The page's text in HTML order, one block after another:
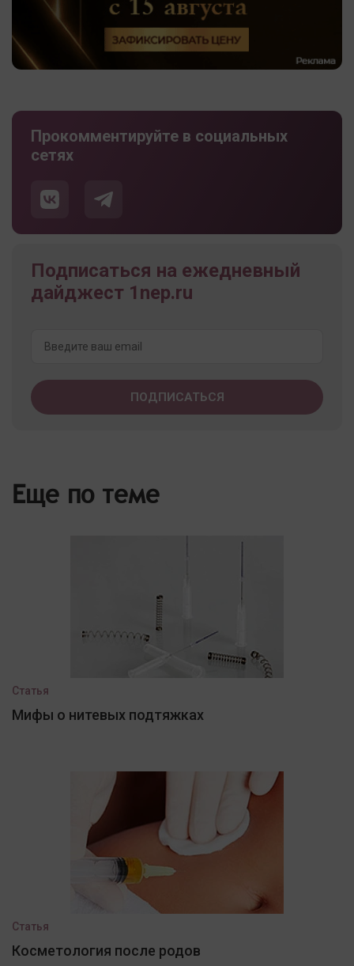
Прокомментируйте в социальных
сетях
Подписаться на ежедневный
дайджест 1nep.ru
Еще по теме
Статья
Мифы о нитевых подтяжках
Статья
Косметология после родов